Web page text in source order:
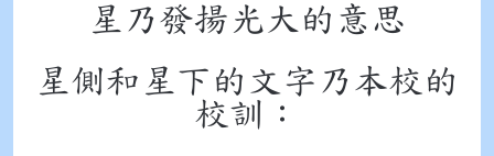
星乃發揚光大的意思
星側和星下的文字乃本校的
校訓：